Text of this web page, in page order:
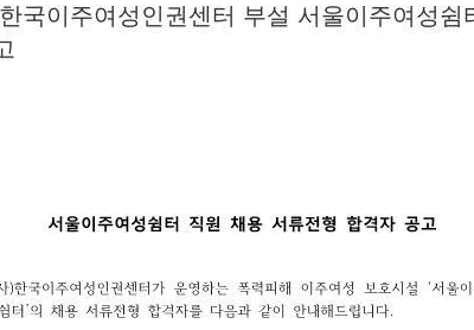
국이주여성인권센터 부설 서울이주여성